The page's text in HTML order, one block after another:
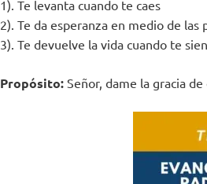
1). Te levanta cuando te caes
2). Te da esperanza en medio de las
3). Te devuelve la vida cuando te
Propósito: Señor, dame la gracia